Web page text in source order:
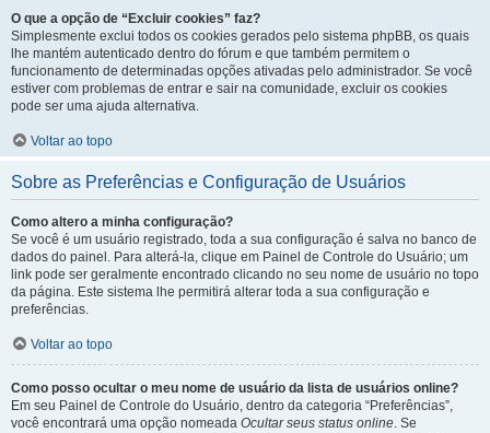
O que a opção de “Excluir cookies” faz?
Simplesmente exclui todos os cookies gerados pelo sistema phpBB, os quais
lhe mantém autenticado dentro do fórum e que também permitem o
funcionamento de determinadas opções ativadas pelo administrador. Se você
estiver com problemas de entrar e sair na comunidade, excluir os cookies
pode ser uma ajuda alternativa.
Voltar ao topo
Sobre as Preferências e Configuração de Usuários
Como altero a minha configuração?
Se você é um usuário registrado, toda a sua configuração é salva no banco de
dados do painel. Para alterá-la, clique em Painel de Controle do Usuário; um
link pode ser geralmente encontrado clicando no seu nome de usuário no topo
da página. Este sistema lhe permitirá alterar toda a sua configuração e
preferências.
Voltar ao topo
Como posso ocultar o meu nome de usuário da lista de usuários online?
Em seu Painel de Controle do Usuário, dentro da categoria “Preferências”,
você encontrará uma opção nomeada Ocultar seus status online. Se